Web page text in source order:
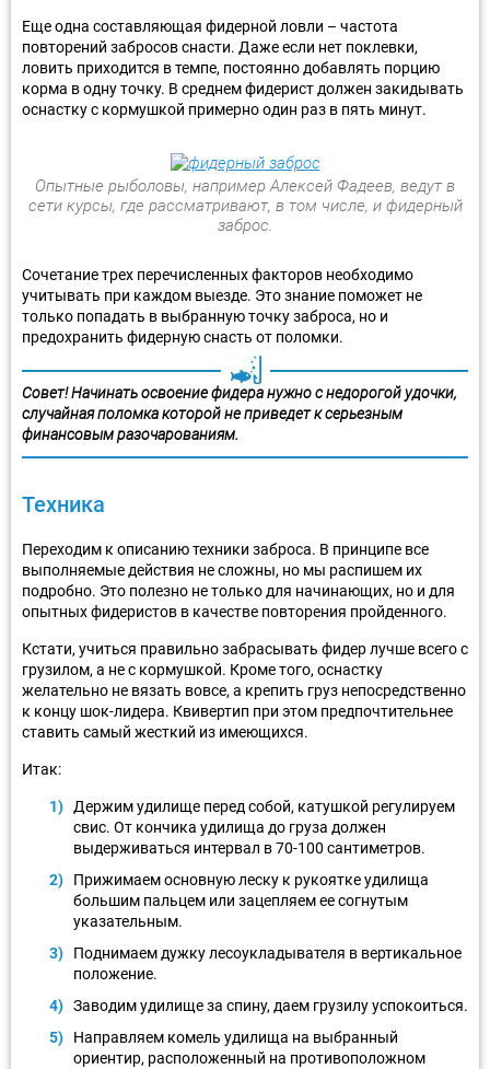
Еще одна составляющая фидерной ловли – частота
повторений забросов снасти. Даже если нет поклевки,
ловить приходится в темпе, постоянно добавлять порцию
корма в одну точку. В среднем фидерист должен закидывать
оснастку с кормушкой примерно один раз в пять минут.
Опытные рыболовы, например Алексей Фадеев, ведут в
сети курсы, где рассматривают, в том числе, и фидерный
заброс.
Сочетание трех перечисленных факторов необходимо
учитывать при каждом выезде. Это знание поможет не
только попадать в выбранную точку заброса, но и
предохранить фидерную снасть от поломки.
Совет! Начинать освоение фидера нужно с недорогой удочки,
случайная поломка которой не приведет к серьезным
финансовым разочарованиям.
Техника
Переходим к описанию техники заброса. В принципе все
выполняемые действия не сложны, но мы распишем их
подробно. Это полезно не только для начинающих, но и для
опытных фидеристов в качестве повторения пройденного.
Кстати, учиться правильно забрасывать фидер лучше всего с
грузилом, а не с кормушкой. Кроме того, оснастку
желательно не вязать вовсе, а крепить груз непосредственно
к концу шок-лидера. Квивертип при этом предпочтительнее
ставить самый жесткий из имеющихся.
Итак:
Держим удилище перед собой, катушкой регулируем
свис. От кончика удилища до груза должен
выдерживаться интервал в 70-100 сантиметров.
Прижимаем основную леску к рукоятке удилища
большим пальцем или зацепляем ее согнутым
указательным.
Поднимаем дужку лесоукладывателя в вертикальное
положение.
Заводим удилище за спину, даем грузилу успокоиться.
Направляем комель удилища на выбранный
ориентир, расположенный на противоположном